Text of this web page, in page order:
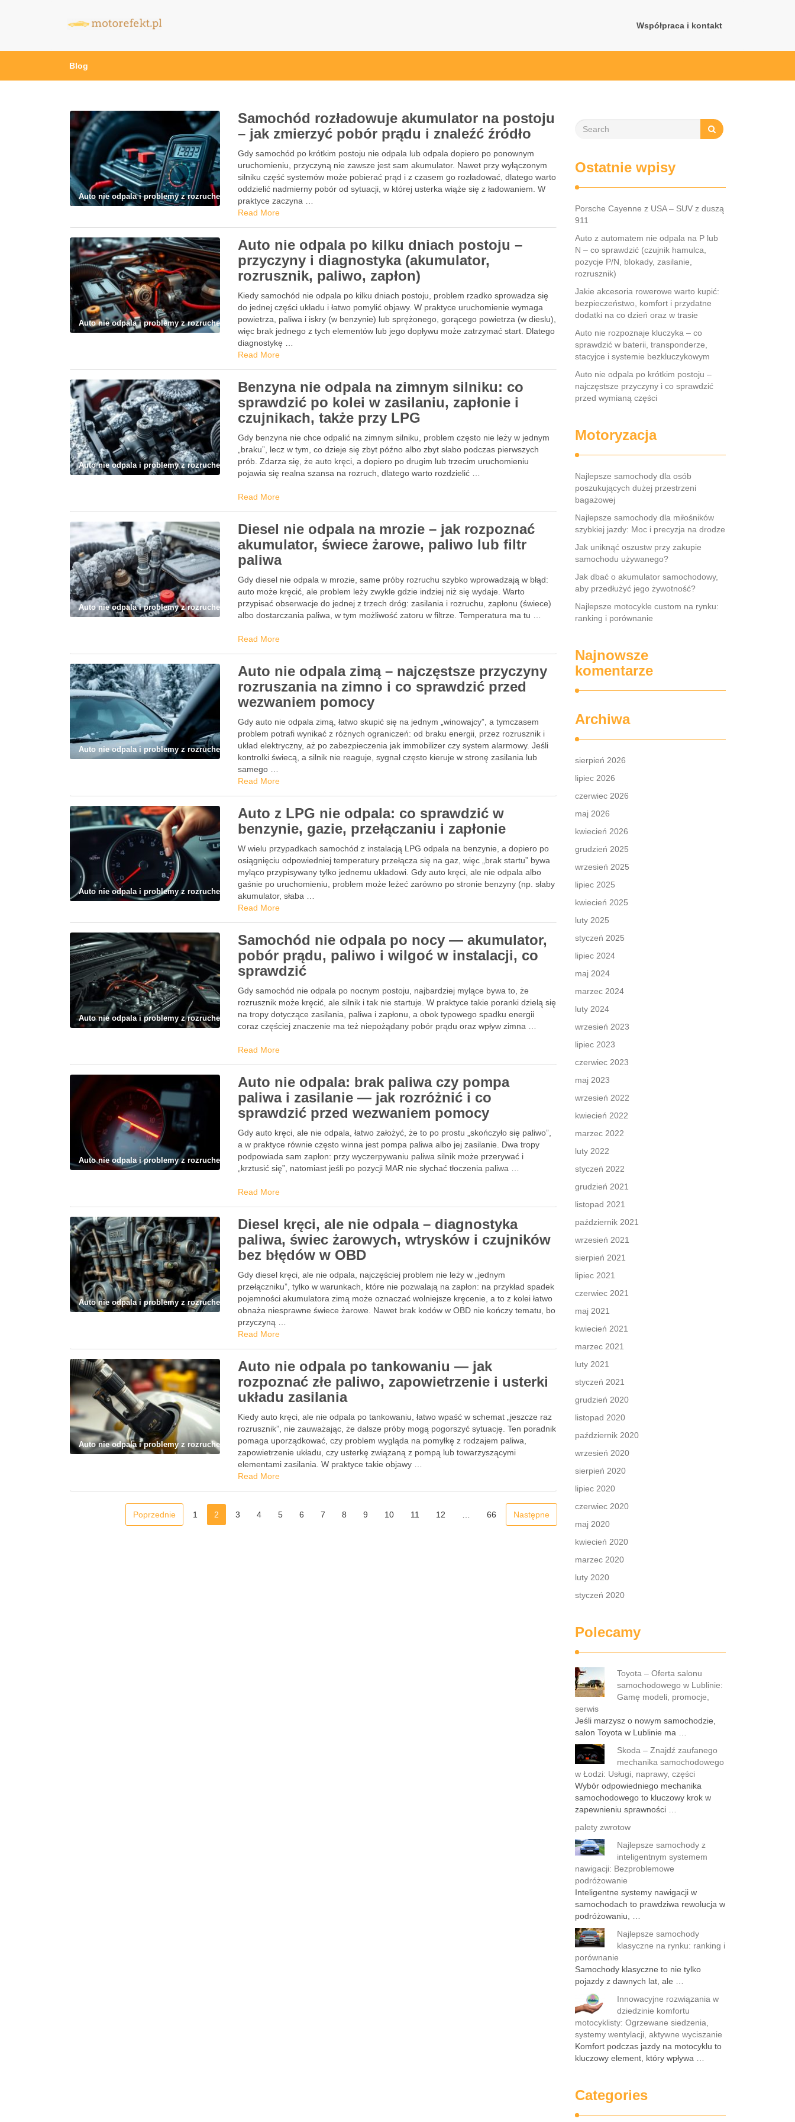
Współpraca i kontakt
Blog
Auto nie odpala i problemy z rozruchem
Samochód rozładowuje akumulator na postoju
– jak zmierzyć pobór prądu i znaleźć źródło
Gdy samochód po krótkim postoju nie odpala lub odpala dopiero po ponownym
uruchomieniu, przyczyną nie zawsze jest sam akumulator. Nawet przy wyłączonym
silniku część systemów może pobierać prąd i z czasem go rozładować, dlatego warto
oddzielić nadmierny pobór od sytuacji, w której usterka wiąże się z ładowaniem. W
praktyce zaczyna …
Read More
Auto nie odpala i problemy z rozruchem
Auto nie odpala po kilku dniach postoju –
przyczyny i diagnostyka (akumulator,
rozrusznik, paliwo, zapłon)
Kiedy samochód nie odpala po kilku dniach postoju, problem rzadko sprowadza się
do jednej części układu i łatwo pomylić objawy. W praktyce uruchomienie wymaga
powietrza, paliwa i iskry (w benzynie) lub sprężonego, gorącego powietrza (w dieslu),
więc brak jednego z tych elementów lub jego dopływu może zatrzymać start. Dlatego
diagnostykę …
Read More
Auto nie odpala i problemy z rozruchem
Benzyna nie odpala na zimnym silniku: co
sprawdzić po kolei w zasilaniu, zapłonie i
czujnikach, także przy LPG
Gdy benzyna nie chce odpalić na zimnym silniku, problem często nie leży w jednym
„braku”, lecz w tym, co dzieje się zbyt późno albo zbyt słabo podczas pierwszych
prób. Zdarza się, że auto kręci, a dopiero po drugim lub trzecim uruchomieniu
pojawia się realna szansa na rozruch, dlatego warto rozdzielić …
Read More
Auto nie odpala i problemy z rozruchem
Diesel nie odpala na mrozie – jak rozpoznać
akumulator, świece żarowe, paliwo lub filtr
paliwa
Gdy diesel nie odpala w mrozie, same próby rozruchu szybko wprowadzają w błąd:
auto może kręcić, ale problem leży zwykle gdzie indziej niż się wydaje. Warto
przypisać obserwacje do jednej z trzech dróg: zasilania i rozruchu, zapłonu (świece)
albo dostarczania paliwa, w tym możliwość zatoru w filtrze. Temperatura ma tu …
Read More
Auto nie odpala i problemy z rozruchem
Auto nie odpala zimą – najczęstsze przyczyny
rozruszania na zimno i co sprawdzić przed
wezwaniem pomocy
Gdy auto nie odpala zimą, łatwo skupić się na jednym „winowajcy”, a tymczasem
problem potrafi wynikać z różnych ograniczeń: od braku energii, przez rozrusznik i
układ elektryczny, aż po zabezpieczenia jak immobilizer czy system alarmowy. Jeśli
kontrolki świecą, a silnik nie reaguje, sygnał często kieruje w stronę zasilania lub
samego …
Read More
Auto nie odpala i problemy z rozruchem
Auto z LPG nie odpala: co sprawdzić w
benzynie, gazie, przełączaniu i zapłonie
W wielu przypadkach samochód z instalacją LPG odpala na benzynie, a dopiero po
osiągnięciu odpowiedniej temperatury przełącza się na gaz, więc „brak startu” bywa
myląco przypisywany tylko jednemu układowi. Gdy auto kręci, ale nie odpala albo
gaśnie po uruchomieniu, problem może leżeć zarówno po stronie benzyny (np. słaby
akumulator, słaba …
Read More
Auto nie odpala i problemy z rozruchem
Samochód nie odpala po nocy — akumulator,
pobór prądu, paliwo i wilgoć w instalacji, co
sprawdzić
Gdy samochód nie odpala po nocnym postoju, najbardziej mylące bywa to, że
rozrusznik może kręcić, ale silnik i tak nie startuje. W praktyce takie poranki dzielą się
na tropy dotyczące zasilania, paliwa i zapłonu, a obok typowego spadku energii
coraz częściej znaczenie ma też niepożądany pobór prądu oraz wpływ zimna …
Read More
Auto nie odpala i problemy z rozruchem
Auto nie odpala: brak paliwa czy pompa
paliwa i zasilanie — jak rozróżnić i co
sprawdzić przed wezwaniem pomocy
Gdy auto kręci, ale nie odpala, łatwo założyć, że to po prostu „skończyło się paliwo”,
a w praktyce równie często winna jest pompa paliwa albo jej zasilanie. Dwa tropy
podpowiada sam zapłon: przy wyczerpywaniu paliwa silnik może przerywać i
„krztusić się”, natomiast jeśli po pozycji MAR nie słychać tłoczenia paliwa …
Read More
Auto nie odpala i problemy z rozruchem
Diesel kręci, ale nie odpala – diagnostyka
paliwa, świec żarowych, wtrysków i czujników
bez błędów w OBD
Gdy diesel kręci, ale nie odpala, najczęściej problem nie leży w „jednym
przełączniku”, tylko w warunkach, które nie pozwalają na zapłon: na przykład spadek
pojemności akumulatora zimą może oznaczać wolniejsze kręcenie, a to z kolei łatwo
obnaża niesprawne świece żarowe. Nawet brak kodów w OBD nie kończy tematu, bo
przyczyną …
Read More
Auto nie odpala i problemy z rozruchem
Auto nie odpala po tankowaniu — jak
rozpoznać złe paliwo, zapowietrzenie i usterki
układu zasilania
Kiedy auto kręci, ale nie odpala po tankowaniu, łatwo wpaść w schemat „jeszcze raz
rozrusznik”, nie zauważając, że dalsze próby mogą pogorszyć sytuację. Ten poradnik
pomaga uporządkować, czy problem wygląda na pomyłkę z rodzajem paliwa,
zapowietrzenie układu, czy usterkę związaną z pompą lub towarzyszącymi
elementami zasilania. W praktyce takie objawy …
Read More
Poprzednie 1 2 3 4 5 6 7 8 9 10 11 12 66 Następne
Ostatnie wpisy
Porsche Cayenne z USA – SUV z duszą
911
Auto z automatem nie odpala na P lub
N – co sprawdzić (czujnik hamulca,
pozycje P/N, blokady, zasilanie,
rozrusznik)
Jakie akcesoria rowerowe warto kupić:
bezpieczeństwo, komfort i przydatne
dodatki na co dzień oraz w trasie
Auto nie rozpoznaje kluczyka – co
sprawdzić w baterii, transponderze,
stacyjce i systemie bezkluczykowym
Auto nie odpala po krótkim postoju –
najczęstsze przyczyny i co sprawdzić
przed wymianą części
Motoryzacja
Najlepsze samochody dla osób
poszukujących dużej przestrzeni
bagażowej
Najlepsze samochody dla miłośników
szybkiej jazdy: Moc i precyzja na drodze
Jak uniknąć oszustw przy zakupie
samochodu używanego?
Jak dbać o akumulator samochodowy,
aby przedłużyć jego żywotność?
Najlepsze motocykle custom na rynku:
ranking i porównanie
Najnowsze
komentarze
Archiwa
sierpień 2026
lipiec 2026
czerwiec 2026
maj 2026
kwiecień 2026
grudzień 2025
wrzesień 2025
lipiec 2025
kwiecień 2025
luty 2025
styczeń 2025
lipiec 2024
maj 2024
marzec 2024
luty 2024
wrzesień 2023
lipiec 2023
czerwiec 2023
maj 2023
wrzesień 2022
kwiecień 2022
marzec 2022
luty 2022
styczeń 2022
grudzień 2021
listopad 2021
październik 2021
wrzesień 2021
sierpień 2021
lipiec 2021
czerwiec 2021
maj 2021
kwiecień 2021
marzec 2021
luty 2021
styczeń 2021
grudzień 2020
listopad 2020
październik 2020
wrzesień 2020
sierpień 2020
lipiec 2020
czerwiec 2020
maj 2020
kwiecień 2020
marzec 2020
luty 2020
styczeń 2020
Polecamy
Toyota – Oferta salonu
samochodowego w Lublinie:
Gamę modeli, promocje,
serwis
Jeśli marzysz o nowym samochodzie,
salon Toyota w Lublinie ma …
Skoda – Znajdź zaufanego
mechanika samochodowego
w Łodzi: Usługi, naprawy, części
Wybór odpowiedniego mechanika
samochodowego to kluczowy krok w
zapewnieniu sprawności …
palety zwrotow
Najlepsze samochody z
inteligentnym systemem
nawigacji: Bezproblemowe
podróżowanie
Inteligentne systemy nawigacji w
samochodach to prawdziwa rewolucja w
podróżowaniu, …
Najlepsze samochody
klasyczne na rynku: ranking i
porównanie
Samochody klasyczne to nie tylko
pojazdy z dawnych lat, ale …
Innowacyjne rozwiązania w
dziedzinie komfortu
motocyklisty: Ogrzewane siedzenia,
systemy wentylacji, aktywne wyciszanie
Komfort podczas jazdy na motocyklu to
kluczowy element, który wpływa …
Categories